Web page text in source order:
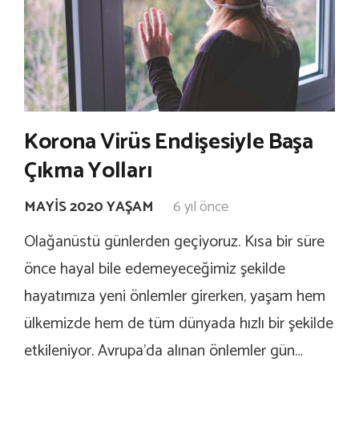
Korona Virüs Endişesiyle Başa
Çıkma Yolları
MAYIS 2020 YAŞAM 6 yıl önce
Olağanüstü günlerden geçiyoruz. Kısa bir süre
önce hayal bile edemeyeceğimiz şekilde
hayatımıza yeni önlemler girerken, yaşam hem
ülkemizde hem de tüm dünyada hızlı bir şekilde
etkileniyor. Avrupa’da alınan önlemler gün…